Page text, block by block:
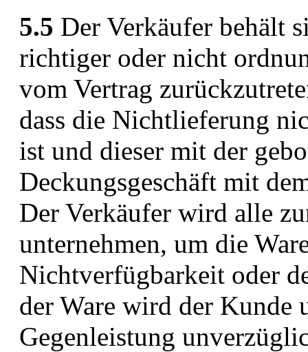
5.5 Der Verkäufer behält
richtiger oder nicht
vom Vertrag
dass die Nichtlieferung
ist und dieser mit der
Deckungsgeschäft mit
Der Verkäufer wird alle
unternehmen, um die
Nichtverfügbarkeit oder
der Ware wird der
Gegenleistung